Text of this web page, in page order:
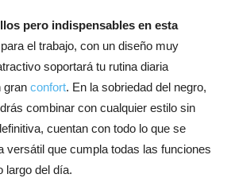
pero indispensables en esta
el trabajo, con un diseño muy
soportará tu rutina diaria
gran confort. En la sobriedad del negro,
combinar con cualquier estilo sin
cuentan con todo lo que se
versátil que cumpla todas las funciones
largo del día.